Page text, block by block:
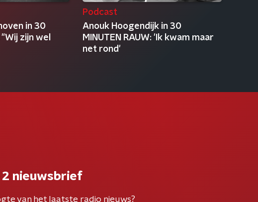
in 30
"Wij zijn wel
Podcast
Anouk Hoogendijk in 30
MINUTEN RAUW: 'Ik kwam maar
net rond'
2 nieuwsbrief
van het laatste radio nieuws?